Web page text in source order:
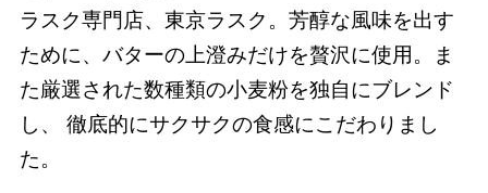
ラスク専門店、東京ラスク。芳醇な風味を出す
ために、バターの上澄みだけを贅沢に使用。ま
た厳選された数種類の小麦粉を独自にブレンド
し、 徹底的にサクサクの食感にこだわりまし
た。